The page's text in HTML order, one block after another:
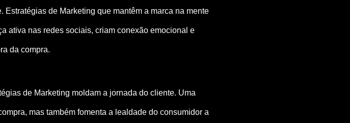
de Marketing que mantêm a marca na mente
ativa nas redes sociais, criam conexão emocional e
da compra.
de Marketing moldam a jornada do cliente. Uma
mas também fomenta a lealdade do consumidor a